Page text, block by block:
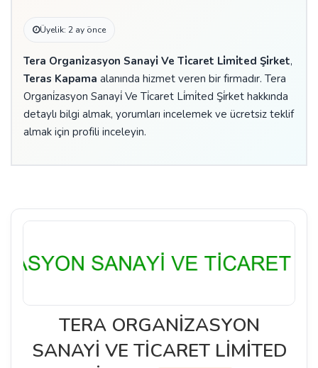
Üyelik: 2 ay önce
Tera Organi̇zasyon Sanayi̇ Ve Ti̇caret Li̇mi̇ted Şi̇rket,
Teras Kapama alanında hizmet veren bir firmadır. Tera
Organi̇zasyon Sanayi̇ Ve Ti̇caret Li̇mi̇ted Şi̇rket hakkında
detaylı bilgi almak, yorumları incelemek ve ücretsiz teklif
almak için profili inceleyin.
TERA ORGANİZASYON
SANAYİ VE TİCARET LİMİTED